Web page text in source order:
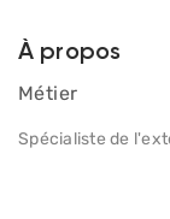
À propos
Métier
Spécialiste de